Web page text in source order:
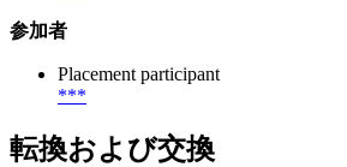
参加者
Placement participant
***
転換および交換